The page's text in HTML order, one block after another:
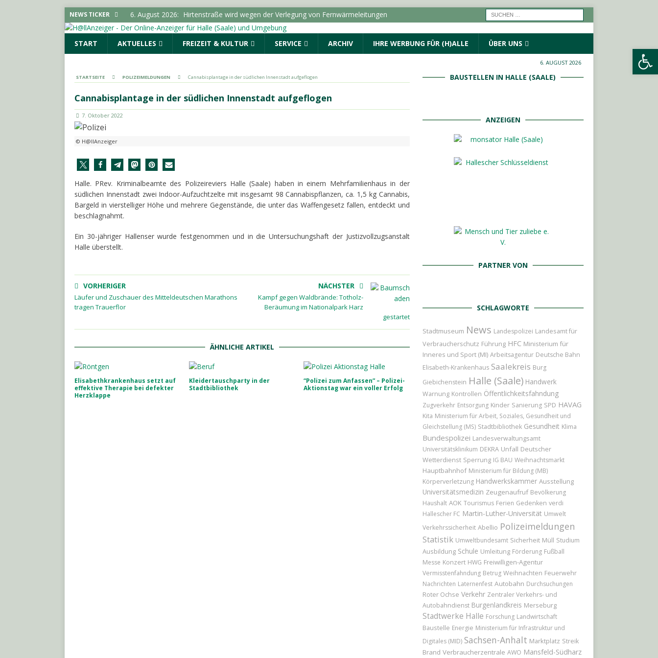
NEWS TICKER 6. August 2026: Hirtenstraße wird wegen der Verlegung von Fernwärmeleitungen
gesperrt
LOKALE NACHRICHTEN - HALLE (SAALE) & UMGEBUNG
6. August 2026:
Polizeimeldungen vom Donnerstag, 06.08.2026
6. August 2026:
Kampagne „Menschen. Nicht Herkunft.“ startet in Sachsen-Anhalt
6. August 2026: Elektrolyte: Drei Fragen an die AOK Sachsen-Anhalt
START AKTUELLES FREIZEIT & KULTUR SERVICE ARCHIV IHRE WERBUNG FÜR (H)ALLE ÜBER UNS
6. AUGUST 2026
STARTSEITE POLIZEIMELDUNGEN Cannabisplantage in der südlichen Innenstadt aufgeflogen
Cannabisplantage in der südlichen Innenstadt aufgeflogen
7. Oktober 2022
© H@llAnzeiger
Halle. PRev. Kriminalbeamte des Polizeireviers Halle (Saale) haben in einem Mehrfamilienhaus in der
südlichen Innenstadt zwei Indoor-Aufzuchtzelte mit insgesamt 98 Cannabispflanzen, ca. 1,5 kg Cannabis,
Bargeld in vierstelliger Höhe und mehrere Gegenstände, die unter das Waffengesetz fallen, entdeckt und
beschlagnahmt.
Ein 30-jähriger Hallenser wurde festgenommen und in die Untersuchungshaft der Justizvollzugsanstalt
Halle überstellt.
VORHERIGER
Läufer und Zuschauer des Mitteldeutschen Marathons
tragen Trauerflor
NÄCHSTER
Kampf gegen Waldbrände: Totholz-
Beräumung im Nationalpark Harz
gestartet
ÄHNLICHE ARTIKEL
Elisabethkrankenhaus setzt auf
effektive Therapie bei defekter
Herzklappe
Kleidertauschparty in der
Stadtbibliothek
“Polizei zum Anfassen” – Polizei-
Aktionstag war ein voller Erfolg
BAUSTELLEN IN HALLE (SAALE)
ANZEIGEN
PARTNER VON
SCHLAGWORTE
Stadtmuseum News Landespolizei Landesamt für
Verbraucherschutz Führung HFC Ministerium für
Inneres und Sport (MI) Arbeitsagentur Deutsche Bahn
Elisabeth-Krankenhaus Saalekreis Burg
Giebichenstein Halle (Saale) Handwerk
Warnung Kontrollen Öffentlichkeitsfahndung
Zugverkehr Entsorgung Kinder Sanierung SPD HAVAG
Kita Ministerium für Arbeit, Soziales, Gesundheit und
Gleichstellung (MS) Stadtbibliothek Gesundheit Klima
Bundespolizei Landesverwaltungsamt
Universitätsklinikum DEKRA Unfall Deutscher
Wetterdienst Sperrung IG BAU Weihnachtsmarkt
Hauptbahnhof Ministerium für Bildung (MB)
Körperverletzung Handwerkskammer Ausstellung
Universitätsmedizin Zeugenaufruf Bevölkerung
Haushalt AOK Tourismus Ferien Gedenken verdi
Hallescher FC Martin-Luther-Universität Umwelt
Verkehrssicherheit Abellio Polizeimeldungen
Statistik Umweltbundesamt Sicherheit Müll Studium
Ausbildung Schule Umleitung Förderung Fußball
Messe Konzert HWG Freiwilligen-Agentur
Vermisstenfahndung Betrug Weihnachten Feuerwehr
Nachrichten Laternenfest Autobahn Durchsuchungen
Roter Ochse Verkehr Zentraler Verkehrs- und
Autobahndienst Burgenlandkreis Merseburg
Stadtwerke Halle Forschung Landwirtschaft
Baustelle Energie Ministerium für Infrastruktur und
Digitales (MID) Sachsen-Anhalt Marktplatz Streik
Brand Verbraucherzentrale AWO Mansfeld-Südharz
Werkzeugleiste öffnen